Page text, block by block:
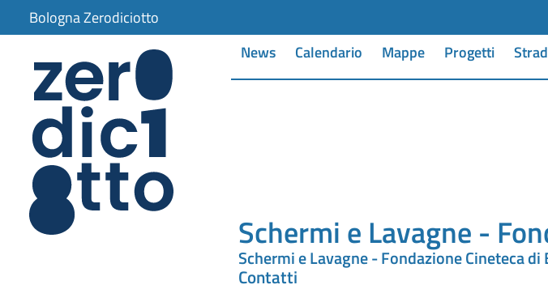
Bologna Zerodiciotto
News Calendario Mappe Progetti
Schermi e Lavagne -
Schermi e Lavagne - Fondazione Cineteca di
Contatti